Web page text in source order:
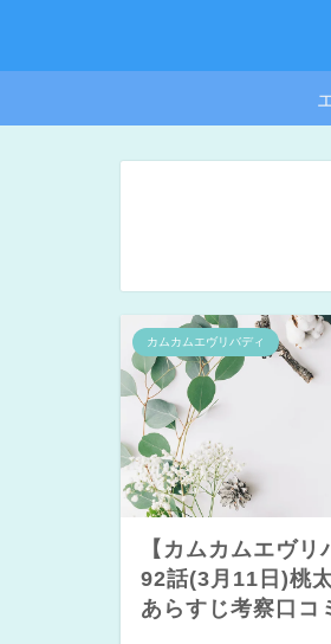
カムカムエヴリバディ
【カムカムエヴ
92話(3月11日)桃
あらすじ考察口コ